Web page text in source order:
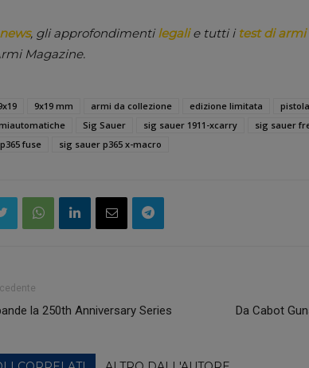
news, gli approfondimentilegalie tutti i test di armi
Magazine.
9x19 mm armi da collezione edizione limitata
Sig Sauer sig sauer 1911-xcarry sig sauer
fuse
sig sauer p365 x-macro
la 250th Anniversary Series Da Cabot